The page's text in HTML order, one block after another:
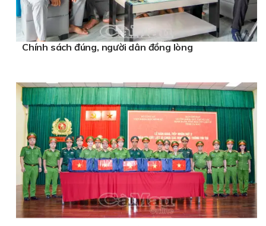
Chính sách đúng, người dân đồng lòng